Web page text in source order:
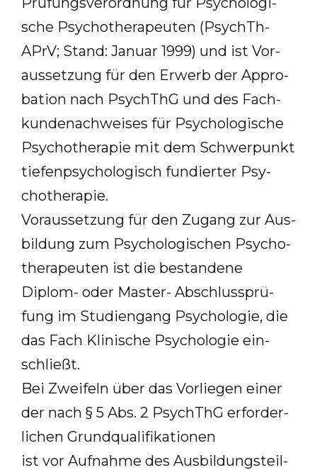
sche Psy­cho­the­ra­peu­ten (PsychTh-
APrV; Stand: Ja­nu­ar 1999) und ist Vor­
aus­set­zung für den Er­werb der Ap­pro­
ba­ti­on nach PsychThG und des Fach­
kun­de­nach­wei­ses für Psy­cho­lo­gi­sche
Psy­cho­the­ra­pie mit dem Schwer­punkt
tie­fen­psy­cho­lo­gisch fun­dier­ter Psy­
cho­the­ra­pie.
Vor­aus­set­zung für den Zu­gang zur Aus­
bil­dung zum Psy­cho­lo­gi­schen Psy­cho­
the­ra­peu­ten ist die be­stan­de­ne
Di­plom- oder Mas­ter- Ab­schluss­prü­
fung im Stu­di­en­gang Psy­cho­lo­gie, die
das Fach Kli­ni­sche Psy­cho­lo­gie ein­
schließt.
Bei Zwei­feln über das Vor­lie­gen ei­ner
der nach § 5 Abs. 2 PsychThG er­for­der­
li­chen Grund­qua­li­fi­ka­tio­nen
ist vor Auf­nah­me des Aus­bil­dungs­teil­